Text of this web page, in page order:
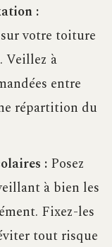
:
votre toiture
Veillez à
entre
répartition du
: Posez
à bien les
Fixez-les
tout risque